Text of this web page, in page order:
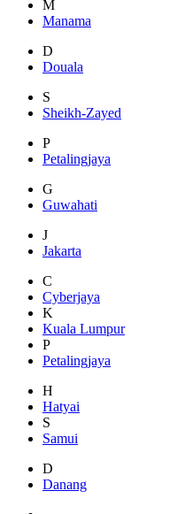
M
Manama
D
Douala
S
Sheikh-Zayed
P
Petalingjaya
G
Guwahati
J
Jakarta
C
Cyberjaya
K
Kuala Lumpur
P
Petalingjaya
H
Hatyai
S
Samui
D
Danang